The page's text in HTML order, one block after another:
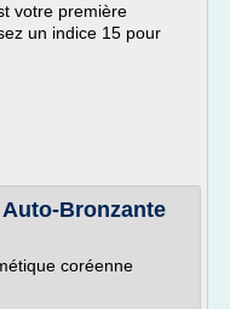
votre première
un indice 15 pour
Bronzante
coréenne